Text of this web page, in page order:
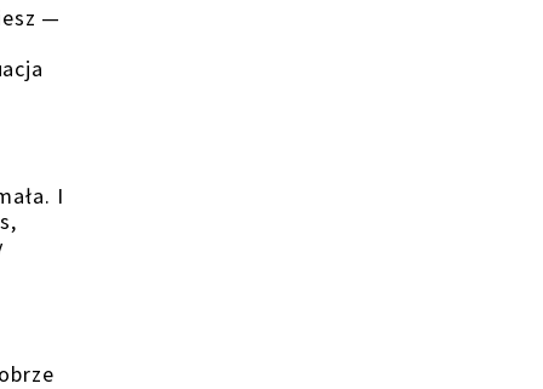
—
I